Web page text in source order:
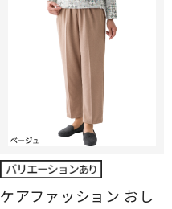
ケアファッション おし